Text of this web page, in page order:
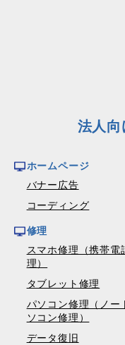
法人
ホームページ
バナー広告
コーディング
修理
スマホ修理（携帯電
理）
タブレット修理
パソコン修理（ノー
ソコン修理）
データ復旧